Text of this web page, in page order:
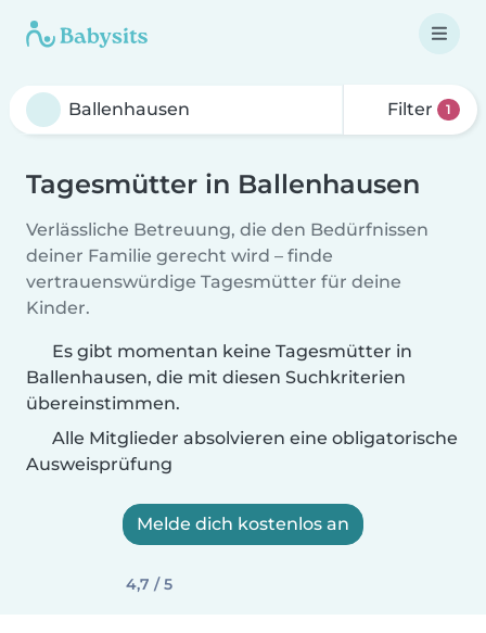
Filter 1
Tagesmütter in Ballenhausen
Verlässliche Betreuung, die den Bedürfnissen
deiner Familie gerecht wird – finde
vertrauenswürdige Tagesmütter für deine
Kinder.
Es gibt momentan keine Tagesmütter in
Ballenhausen, die mit diesen Suchkriterien
übereinstimmen.
Alle Mitglieder absolvieren eine obligatorische
Ausweisprüfung
Melde dich kostenlos an
4,7 / 5